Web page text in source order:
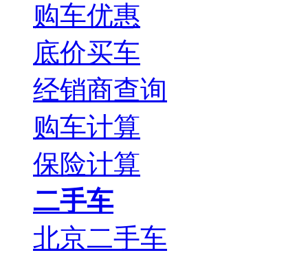
购车优惠
底价买车
经销商查询
购车计算
保险计算
二手车
北京二手车